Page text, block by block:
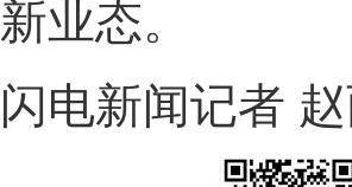
新业态。
闪电新闻记者